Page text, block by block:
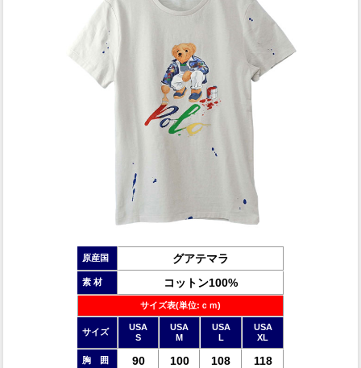
原産国 グアテマラ
素 材 コットン100%
サイズ表(単位:ｃｍ)
サイズ
USA
S
USA
M
USA
L
USA
XL
胸 囲 90 100 108 118